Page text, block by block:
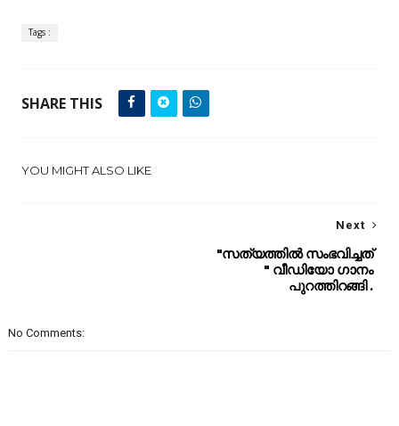
Tags :
SHARE THIS
YOU MIGHT ALSO LIKE
Next
"സത്യത്തിൽ സംഭവിച്ചത്
" വീഡിയോ ഗാനം
പുറത്തിറങ്ങി .
No Comments: